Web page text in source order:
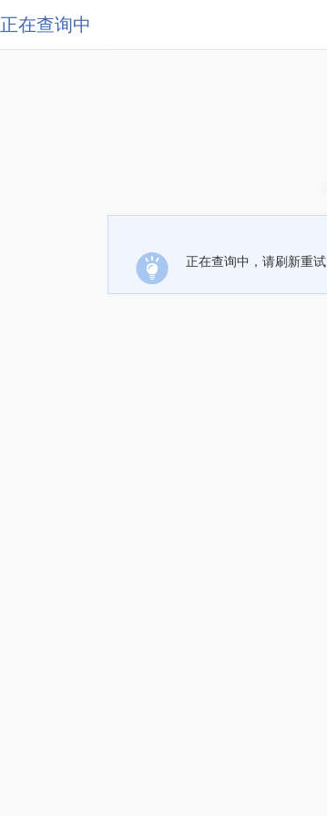
正在查询中
正在查询中，请刷新重试